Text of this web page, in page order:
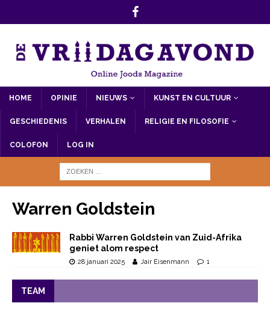
HOME OPINIE NIEUWS KUNST EN CULTUUR
GESCHIEDENIS VERHALEN RELIGIE EN FILOSOFIE
COLOFON LOG IN
Warren Goldstein
Rabbi Warren Goldstein van Zuid-Afrika
geniet alom respect
28 januari 2025 Jair Eisenmann 1
TEAM